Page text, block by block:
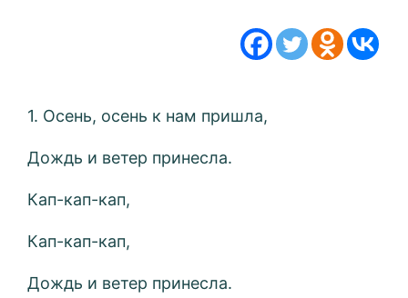
1. Осень, осень к нам пришла,
Дождь и ветер принесла.
Кап-кап-кап,
Кап-кап-кап,
Дождь и ветер принесла.